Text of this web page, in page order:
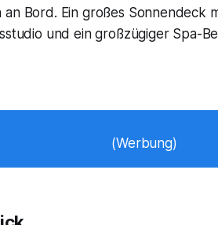
Bord. Ein großes Sonnendeck
und ein großzügiger Spa-
(Werbung)